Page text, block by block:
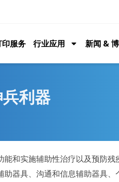
服务 行业应用 新闻 &
利器
和实施辅助性治疗以及预防残
器具、沟通和信息辅助器具、